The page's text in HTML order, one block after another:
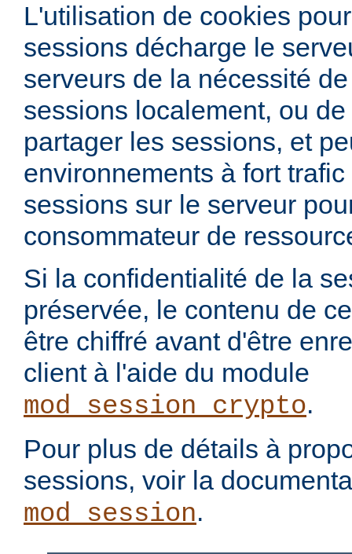
L'utilisation de cookies
sessions décharge le
serveurs de la nécessité
sessions localement, ou
partager les sessions, et
environnements à fort
sessions sur le serveur
consommateur de
Si la confidentialité de la
préservée, le contenu de
être chiffré avant d'être
client à l'aide du module
mod_session_crypto.
Pour plus de détails à
sessions, voir la
mod_session.